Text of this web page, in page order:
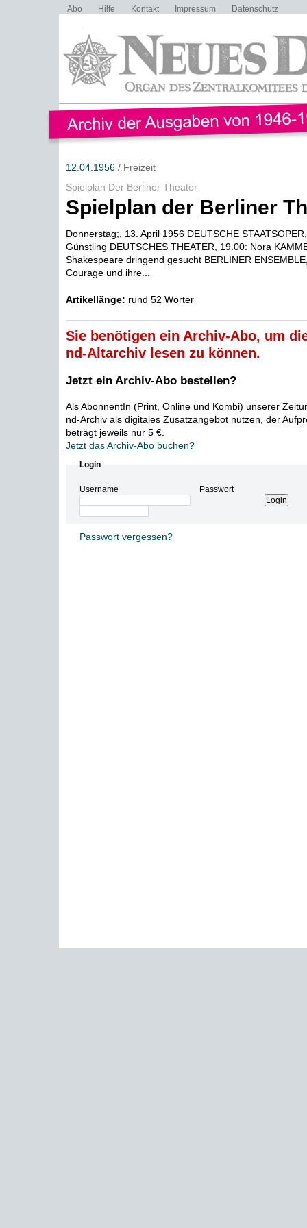
Abo Hilfe Kontakt Impressum Datenschutz
12.04.1956/ Freizeit
Spielplan Der Berliner Theater
Spielplan der Berliner
Donnerstag;, 13. April 1956 DEUTSCHE
Günstling DEUTSCHES THEATER, 19.00: Nora
Shakespeare dringend gesucht BERLINER
Courage und ihre...
Artikellänge: rund 52 Wörter
Sie benötigen ein Archiv-Abo, um
nd-Altarchiv lesen zu können.
Jetzt ein Archiv-Abo bestellen?
Als AbonnentIn (Print, Online und Kombi) unserer
nd-Archiv als digitales Zusatzangebot nutzen, der
beträgt jeweils nur 5 €.
Jetzt das Archiv-Abo buchen?
Login
Username Passwort
Passwort vergessen?